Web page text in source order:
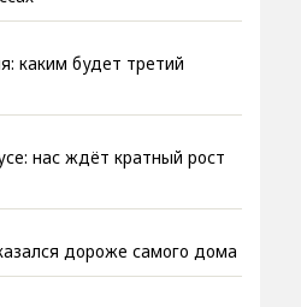
каким будет третий
нас ждёт кратный рост
дороже самого дома